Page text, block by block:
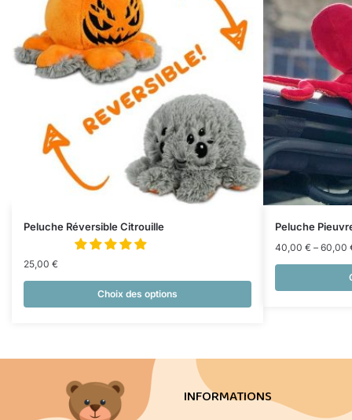
Peluche Réversible Citrouille
25,00 €
Choix des options
Peluche
40,00 € – 60,00
INFORMATIONS